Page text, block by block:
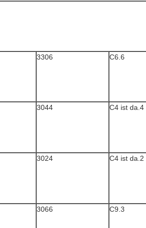
3306 C6.6
3044 C4 ist da.4
3024 C4 ist da.2
3066 C9.3